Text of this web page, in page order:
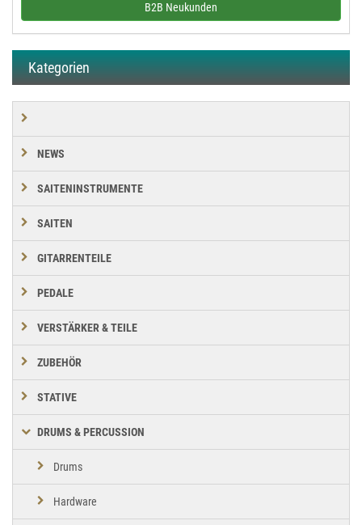
B2B Neukunden
Kategorien
NEWS
SAITENINSTRUMENTE
SAITEN
GITARRENTEILE
PEDALE
VERSTÄRKER & TEILE
ZUBEHÖR
STATIVE
DRUMS & PERCUSSION
Drums
Hardware